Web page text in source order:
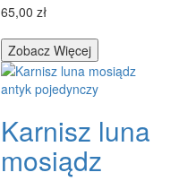
65,00 zł
Zobacz Więcej
Karnisz luna
mosiądz